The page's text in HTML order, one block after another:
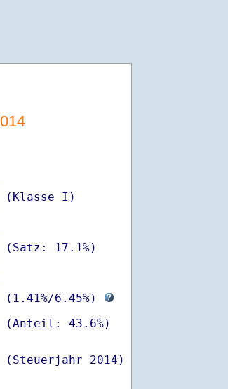
I)
(Satz: 17.1%)
( 1.41%/6.45%)
(Steuerjahr 2014)